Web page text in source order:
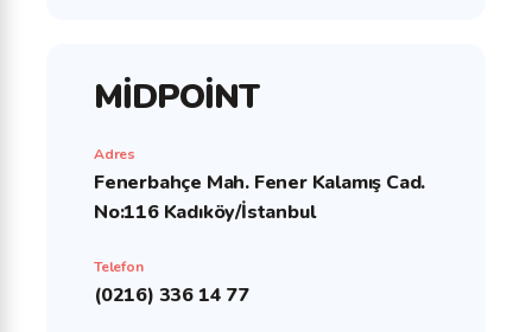
MİDPOİNT
Adres
Fenerbahçe Mah. Fener Kalamış Cad.
No:116 Kadıköy/İstanbul
Telefon
(0216) 336 14 77